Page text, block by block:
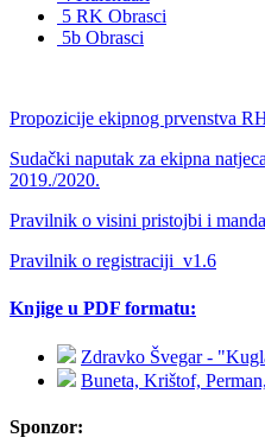
5 RK Obrasci
5b Obrasci
Propozicije ekipnog prvenstva
Sudački naputak za ekipna
2019./2020.
Pravilnik o visini pristojbi i
Pravilnik o registraciji_v1.6
Knjige u PDF formatu:
Zdravko Švegar -
Buneta, Krištof,
Sponzor: